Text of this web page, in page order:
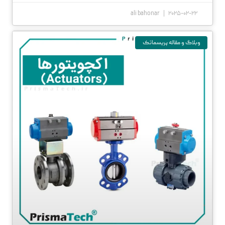
ali bahonar 2025-02-22
وبلاگ و مقاله پریسماتک